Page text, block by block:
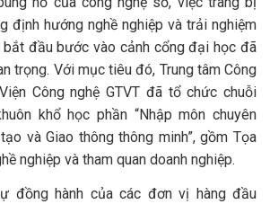
định hướng nghề nghiệp và trải nghiệm
đầu bước vào cảnh cổng đại học đã
trọng. Với mục tiêu đó, Trung tâm Công
Công nghệ GTVT đã tổ chức chuỗi
khổ học phần “Nhập môn chuyên
và Giao thông thông minh”, gồm Tọa
nghiệp và tham quan doanh nghiệp.
đồng hành của các đơn vị hàng đầu